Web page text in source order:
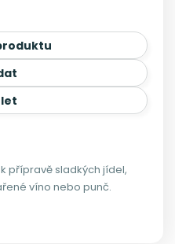
přípravě sladkých jídel,
víno nebo punč.